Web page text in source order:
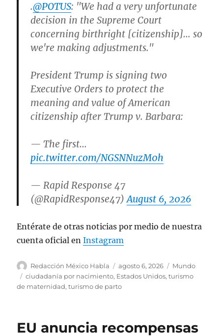
.@POTUS: "We had a very unfortunate
decision in the Supreme Court
concerning birthright [citizenship]… so
we're making adjustments."
President Trump is signing two
Executive Orders to protect the
meaning and value of American
citizenship after Trump v. Barbara:
— The first…
pic.twitter.com/NGSNNuzM0h
— Rapid Response 47
(@RapidResponse47)August 6, 2026
Entérate de otras noticias por medio de nuestra
cuenta oficial enInstagram
A
u
t
Redacción México Habla
P
u
b
a
agosto 6, 2026
C
a
r
Mundo
E
t
e
ciudadanía por nacimiento, Estados Unidos,turismo
de maternidad,turismo de parto
EU anuncia recompensas